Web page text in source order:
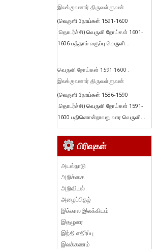
இலக்குவனார் திருவள்ளுவன்
(வெருளி நோய்கள் 1591-1600
:தொடர்ச்சி) வெருளி நோய்கள் 1601-
1606 பத்தாம் வகுப்பு வெருளி...
வெருளி நோய்கள் 1591-1600 :
இலக்குவனார் திருவள்ளுவன்
(வெருளி நோய்கள் 1586-1590
:தொடர்ச்சி) வெருளி நோய்கள் 1591-
1600 பதினொன்றாவது வார வெருளி...
பிரிவுகள்
அயல்நாடு
அறிக்கை
அறிவியல்
அழைப்பிதழ்
இக்கால இலக்கியம்
இதழுரை
இந்தி எதிர்ப்பு
இலக்கணம்